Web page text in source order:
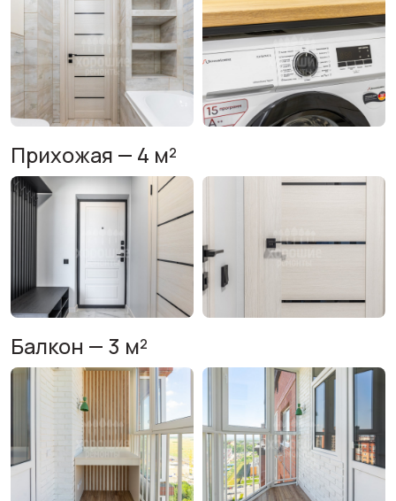
Прихожая — 4 м²
Балкон — 3 м²